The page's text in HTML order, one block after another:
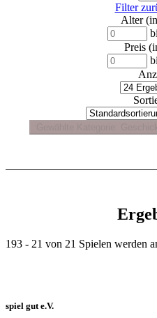
Filter
Alter
Preis
193 - 21 von 21 Spielen werden
spiel gut e.V.